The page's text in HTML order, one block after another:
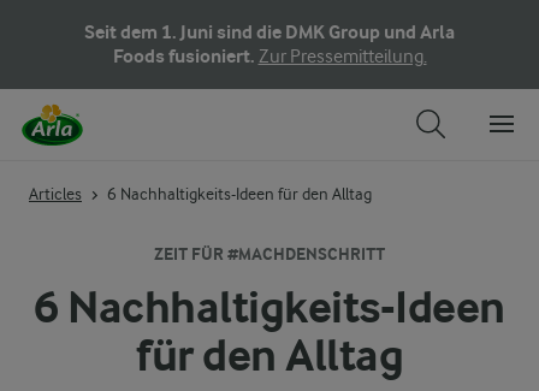
Seit dem 1. Juni sind die DMK Group und Arla
Foods fusioniert. Zur Pressemitteilung.
Articles 6 Nachhaltigkeits-Ideen für den Alltag
ZEIT FÜR #MACHDENSCHRITT
6 Nachhaltigkeits-Ideen
für den Alltag